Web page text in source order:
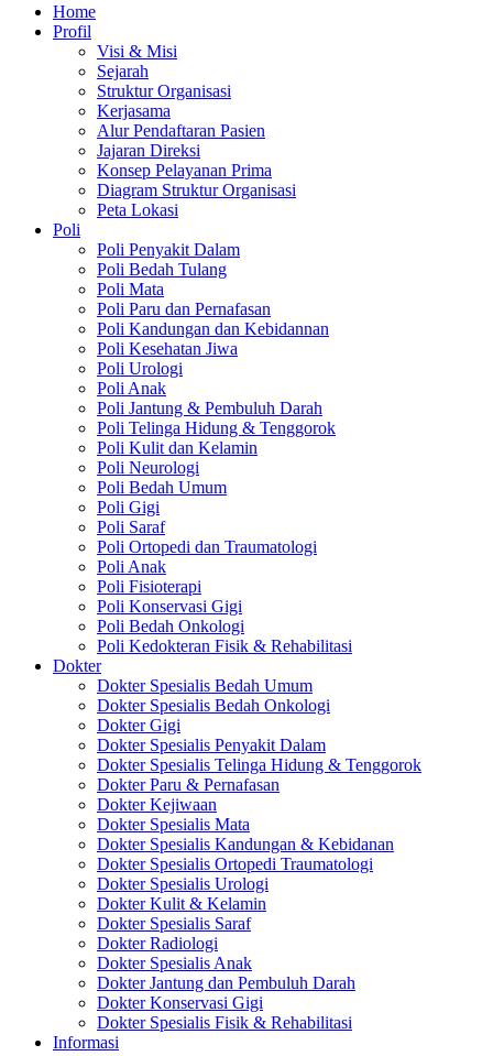
Home
Profil
Visi & Misi
Sejarah
Struktur Organisasi
Kerjasama
Alur Pendaftaran Pasien
Jajaran Direksi
Konsep Pelayanan Prima
Diagram Struktur Organisasi
Peta Lokasi
Poli
Poli Penyakit Dalam
Poli Bedah Tulang
Poli Mata
Poli Paru dan Pernafasan
Poli Kandungan dan Kebidannan
Poli Kesehatan Jiwa
Poli Urologi
Poli Anak
Poli Jantung & Pembuluh Darah
Poli Telinga Hidung & Tenggorok
Poli Kulit dan Kelamin
Poli Neurologi
Poli Bedah Umum
Poli Gigi
Poli Saraf
Poli Ortopedi dan Traumatologi
Poli Anak
Poli Fisioterapi
Poli Konservasi Gigi
Poli Bedah Onkologi
Poli Kedokteran Fisik & Rehabilitasi
Dokter
Dokter Spesialis Bedah Umum
Dokter Spesialis Bedah Onkologi
Dokter Gigi
Dokter Spesialis Penyakit Dalam
Dokter Spesialis Telinga Hidung & Tenggorok
Dokter Paru & Pernafasan
Dokter Kejiwaan
Dokter Spesialis Mata
Dokter Spesialis Kandungan & Kebidanan
Dokter Spesialis Ortopedi Traumatologi
Dokter Spesialis Urologi
Dokter Kulit & Kelamin
Dokter Spesialis Saraf
Dokter Radiologi
Dokter Spesialis Anak
Dokter Jantung dan Pembuluh Darah
Dokter Konservasi Gigi
Dokter Spesialis Fisik & Rehabilitasi
Informasi